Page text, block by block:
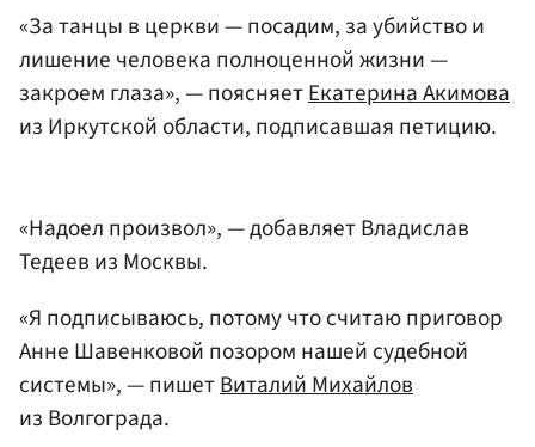
«За танцы в церкви — посадим, за убийство и
лишение человека полноценной жизни —
закроем глаза», — поясняетЕкатерина Акимова
из Иркутской области, подписавшая петицию.
«Надоел произвол», — добавляет Владислав
Тедеев из Москвы.
«Я подписываюсь, потому что считаю приговор
Анне Шавенковой позором нашей судебной
системы», — пишетВиталий Михайлов
из Волгограда.